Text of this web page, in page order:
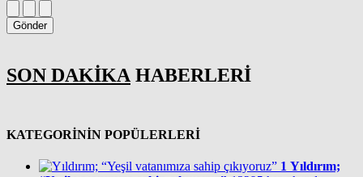
Gönder
SON DAKİKA HABERLERİ
KATEGORİNİN POPÜLERLERİ
1 Yıldırım;